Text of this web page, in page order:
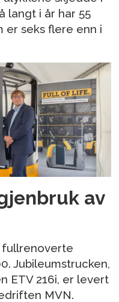
langt i år har 55
er seks flere enn i
av
fullrenoverte
Jubileumstrucken,
ETV 216i, er levert
MVN.